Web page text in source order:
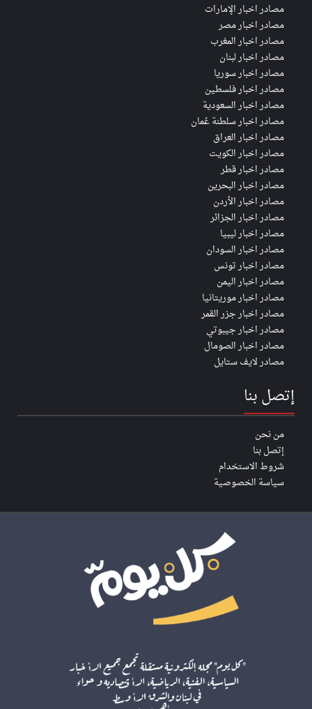
مصادر اخبار الإمارات
مصادر اخبار مصر
مصادر اخبار المغرب
مصادر اخبار لبنان
مصادر اخبار سوريا
مصادر اخبار فلسطين
مصادر اخبار السعودية
مصادر اخبار سلطنة عُمان
مصادر اخبار العراق
مصادر اخبار الكويت
مصادر اخبار قطر
مصادر اخبار البحرين
مصادر اخبار الأردن
مصادر اخبار الجزائر
مصادر اخبار ليبيا
مصادر اخبار السودان
مصادر اخبار تونس
مصادر اخبار اليمن
مصادر اخبار موريتانيا
مصادر اخبار جزر القمر
مصادر اخبار جيبوتي
مصادر اخبار الصومال
مصادر لايف ستايل
إتصل بنا
من نحن
إتصل بنا
شروط الاستخدام
سياسة الخصوصية